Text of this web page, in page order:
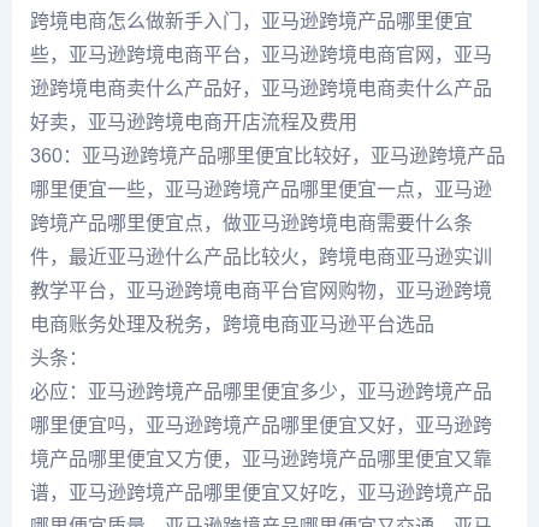
跨境电商怎么做新手入门，亚马逊跨境产品哪里便宜
些，亚马逊跨境电商平台，亚马逊跨境电商官网，亚马
逊跨境电商卖什么产品好，亚马逊跨境电商卖什么产品
好卖，亚马逊跨境电商开店流程及费用
360：亚马逊跨境产品哪里便宜比较好，亚马逊跨境产品
哪里便宜一些，亚马逊跨境产品哪里便宜一点，亚马逊
跨境产品哪里便宜点，做亚马逊跨境电商需要什么条
件，最近亚马逊什么产品比较火，跨境电商亚马逊实训
教学平台，亚马逊跨境电商平台官网购物，亚马逊跨境
电商账务处理及税务，跨境电商亚马逊平台选品
头条：
必应：亚马逊跨境产品哪里便宜多少，亚马逊跨境产品
哪里便宜吗，亚马逊跨境产品哪里便宜又好，亚马逊跨
境产品哪里便宜又方便，亚马逊跨境产品哪里便宜又靠
谱，亚马逊跨境产品哪里便宜又好吃，亚马逊跨境产品